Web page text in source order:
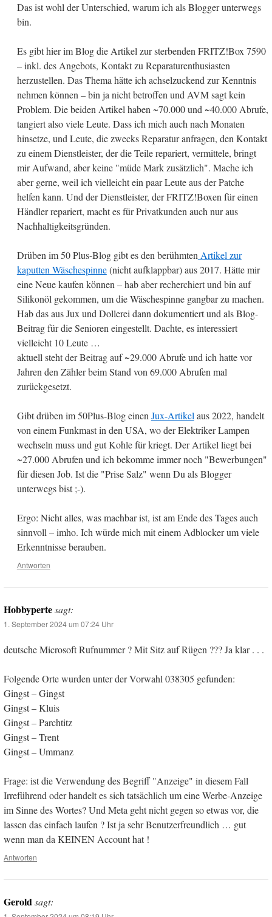
Das ist wohl der Unterschied, warum ich als Blogger unterwegs
bin.
Es gibt hier im Blog die Artikel zur sterbenden FRITZ!Box 7590
– inkl. des Angebots, Kontakt zu Reparaturenthusiasten
herzustellen. Das Thema hätte ich achselzuckend zur Kenntnis
nehmen können – bin ja nicht betroffen und AVM sagt kein
Problem. Die beiden Artikel haben ~70.000 und ~40.000 Abrufe,
tangiert also viele Leute. Dass ich mich auch nach Monaten
hinsetze, und Leute, die zwecks Reparatur anfragen, den Kontakt
zu einem Dienstleister, der die Teile repariert, vermittele, bringt
mir Aufwand, aber keine "müde Mark zusätzlich". Mache ich
aber gerne, weil ich vielleicht ein paar Leute aus der Patche
helfen kann. Und der Dienstleister, der FRITZ!Boxen für einen
Händler repariert, macht es für Privatkunden auch nur aus
Nachhaltigkeitsgründen.
Drüben im 50 Plus-Blog gibt es den berühmtenArtikel zur
kaputten Wäschespinne(nicht aufklappbar) aus 2017. Hätte mir
eine Neue kaufen können – hab aber recherchiert und bin auf
Silikonöl gekommen, um die Wäschespinne gangbar zu machen.
Hab das aus Jux und Dollerei dann dokumentiert und als Blog-
Beitrag für die Senioren eingestellt. Dachte, es interessiert
vielleicht 10 Leute …
aktuell steht der Beitrag auf ~29.000 Abrufe und ich hatte vor
Jahren den Zähler beim Stand von 69.000 Abrufen mal
zurückgesetzt.
Gibt drüben im 50Plus-Blog einenJux-Artikelaus 2022, handelt
von einem Funkmast in den USA, wo der Elektriker Lampen
wechseln muss und gut Kohle für kriegt. Der Artikel liegt bei
~27.000 Abrufen und ich bekomme immer noch "Bewerbungen"
für diesen Job. Ist die "Prise Salz" wenn Du als Blogger
unterwegs bist ;-).
Ergo: Nicht alles, was machbar ist, ist am Ende des Tages auch
sinnvoll – imho. Ich würde mich mit einem Adblocker um viele
Erkenntnisse berauben.
Antworten
Hobbypertesagt:
1. September 2024 um 07:24 Uhr
deutsche Microsoft Rufnummer ? Mit Sitz auf Rügen ??? Ja klar . . .
Folgende Orte wurden unter der Vorwahl 038305 gefunden:
Gingst – Gingst
Gingst – Kluis
Gingst – Parchtitz
Gingst – Trent
Gingst – Ummanz
Frage: ist die Verwendung des Begriff "Anzeige" in diesem Fall
Irreführend oder handelt es sich tatsächlich um eine Werbe-Anzeige
im Sinne des Wortes? Und Meta geht nicht gegen so etwas vor, die
lassen das einfach laufen ? Ist ja sehr Benutzerfreundlich … gut
wenn man da KEINEN Account hat !
Antworten
Geroldsagt: